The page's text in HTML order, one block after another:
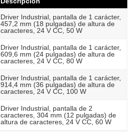
Driver Industrial, pantalla de 1 carácter,
457,2 mm (18 pulgadas) de altura de
caracteres, 24 V CC, 50 W
Driver Industrial, pantalla de 1 carácter,
609,6 mm (24 pulgadas) de altura de
caracteres, 24 V CC, 80 W
Driver Industrial, pantalla de 1 carácter,
914,4 mm (36 pulgadas) de altura de
caracteres, 24 V CC, 100 W
Driver Industrial, pantalla de 2
caracteres, 304 mm (12 pulgadas) de
altura de caracteres, 24 V CC, 60 W